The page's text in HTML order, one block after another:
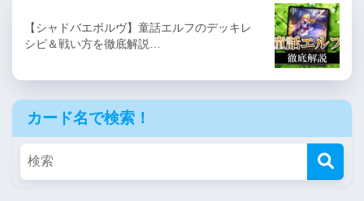
【シャドバエボルヴ】童話エルフのデッキレ
シピ＆戦い方を徹底解説…
カード名で検索！